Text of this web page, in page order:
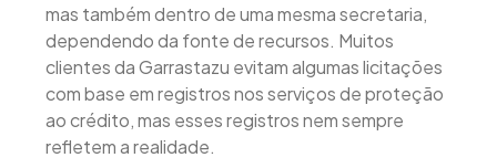
mas também dentro de uma mesma secretaria,
dependendo da fonte de recursos. Muitos
clientes da Garrastazu evitam algumas licitações
com base em registros nos serviços de proteção
ao crédito, mas esses registros nem sempre
refletem a realidade.